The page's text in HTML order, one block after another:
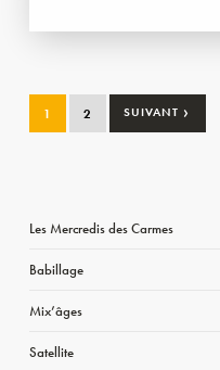
1 2 SUIVANT ›
Les Mercredis des Carmes
Babillage
Mix’âges
Satellite